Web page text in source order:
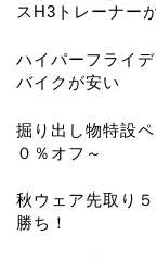
スH3トレーナー
ハイパーフライ
バイクが安い
掘り出し物特設
０％オフ～
秋ウェア先取り
勝ち！